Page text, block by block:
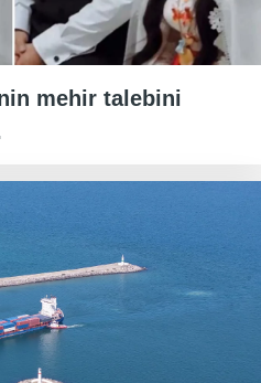
mehir talebini